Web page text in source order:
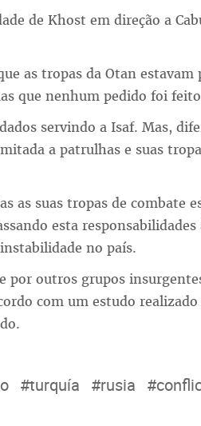
de Khost em direção a
as tropas da Otan estavam
que nenhum pedido foi
servindo a Isaf. Mas,
a patrulhas e suas
as suas tropas de combate
esta responsabilidades
no país.
por outros grupos
com um estudo
#turquía #rusia